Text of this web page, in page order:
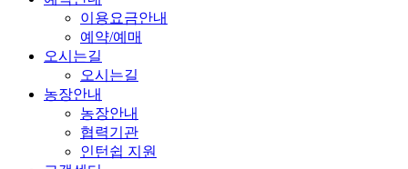
이용요금안내
예약/예매
오시는길
오시는길
농장안내
농장안내
협력기관
인턴쉽 지원